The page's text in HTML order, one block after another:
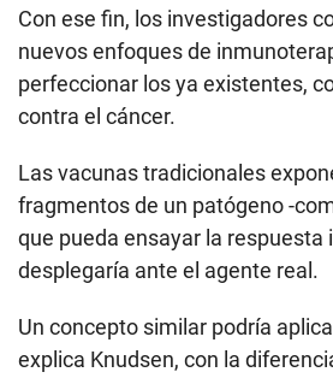
Con ese fin, los investigadores
nuevos enfoques de
perfeccionar los ya existentes,
contra el cáncer.
Las vacunas tradicionales
fragmentos de un patógeno -
que pueda ensayar la respuesta
desplegaría ante el agente real.
Un concepto similar podría
explica Knudsen, con la